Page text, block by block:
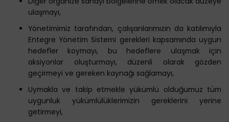
ulaşmayı,
Yönetimimiz tarafından, çalışanlarımızın da katılımıyla
Entegre Yönetim Sistemi gerekleri kapsamında uygun
hedefler koymayı, bu hedeflere ulaşmak için
aksiyonlar oluşturmayı, düzenli olarak gözden
geçirmeyi ve gereken kaynağı sağlamayı,
Uymakla ve takip etmekle yükümlü olduğumuz tüm
uygunluk yükümlülüklerimizin gereklerini yerine
getirmeyi,